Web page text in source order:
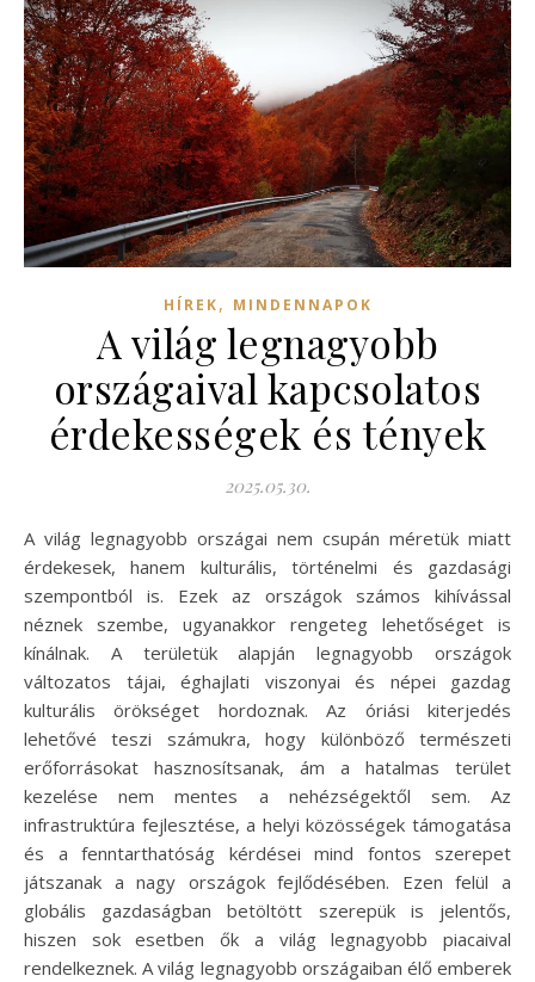
HÍREK, MINDENNAPOK
A világ legnagyobb
országaival kapcsolatos
érdekességek és tények
2025.05.30.
A világ legnagyobb országai nem csupán méretük miatt
érdekesek, hanem kulturális, történelmi és gazdasági
szempontból is. Ezek az országok számos kihívással
néznek szembe, ugyanakkor rengeteg lehetőséget is
kínálnak. A területük alapján legnagyobb országok
változatos tájai, éghajlati viszonyai és népei gazdag
kulturális örökséget hordoznak. Az óriási kiterjedés
lehetővé teszi számukra, hogy különböző természeti
erőforrásokat hasznosítsanak, ám a hatalmas terület
kezelése nem mentes a nehézségektől sem. Az
infrastruktúra fejlesztése, a helyi közösségek támogatása
és a fenntarthatóság kérdései mind fontos szerepet
játszanak a nagy országok fejlődésében. Ezen felül a
globális gazdaságban betöltött szerepük is jelentős,
hiszen sok esetben ők a világ legnagyobb piacaival
rendelkeznek. A világ legnagyobb országaiban élő emberek